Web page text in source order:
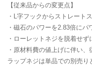
【従来品からの変更点】
・L字フックからストレート
・磁石のパワーを2.83倍にパ
・ローレットネジを脱着せず
・原材料費の値上げに伴い
ラップネジは単品での別売り